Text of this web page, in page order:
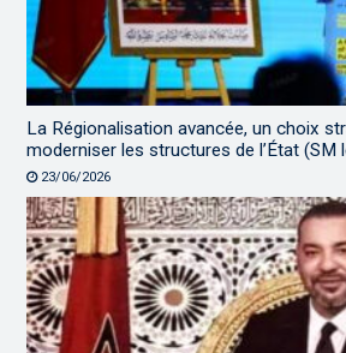
La Régionalisation avancée, un choix
moderniser les structures de l’État (SM
23/06/2026